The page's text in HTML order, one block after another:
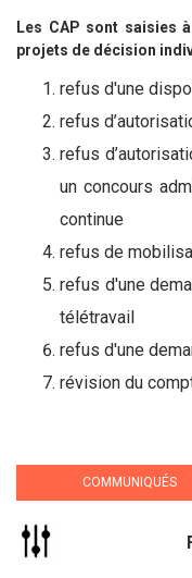
Les CAP sont saisies
projets de décision
refus d'une
refus
refus
un concours
continue
refus de
refus d'une
télétravail
refus d'une
révision du
COMMUNIQUÉS